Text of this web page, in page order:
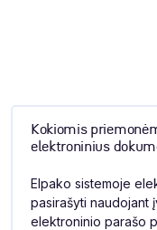
Kokiomis
elektroninius
Elpako sistemoje
pasirašyti naudojant
elektroninio parašo